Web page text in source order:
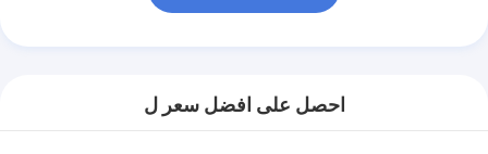
أجزاء آلة التصفيح
احصل على افضل سعر ل